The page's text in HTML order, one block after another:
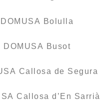
Bolulla
Busot
Callosa de Segura
Callosa d’En Sarrià